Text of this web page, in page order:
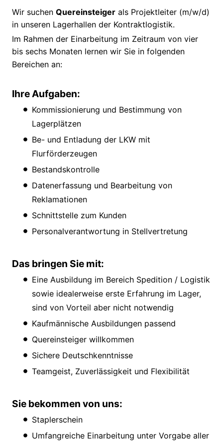
Wir suchen Quereinsteiger als Projektleiter (m/w/d)
in unseren Lagerhallen der Kontraktlogistik.
Im Rahmen der Einarbeitung im Zeitraum von vier
bis sechs Monaten lernen wir Sie in folgenden
Bereichen an:
Ihre Aufgaben:
Kommissionierung und Bestimmung von
Lagerplätzen
Be- und Entladung der LKW mit
Flurförderzeugen
Bestandskontrolle
Datenerfassung und Bearbeitung von
Reklamationen
Schnittstelle zum Kunden
Personalverantwortung in Stellvertretung
Das bringen Sie mit:
Eine Ausbildung im Bereich Spedition / Logistik
sowie idealerweise erste Erfahrung im Lager,
sind von Vorteil aber nicht notwendig
Kaufmännische Ausbildungen passend
Quereinsteiger willkommen
Sichere Deutschkenntnisse
Teamgeist, Zuverlässigkeit und Flexibilität
Sie bekommen von uns:
Staplerschein
Umfangreiche Einarbeitung unter Vorgabe aller